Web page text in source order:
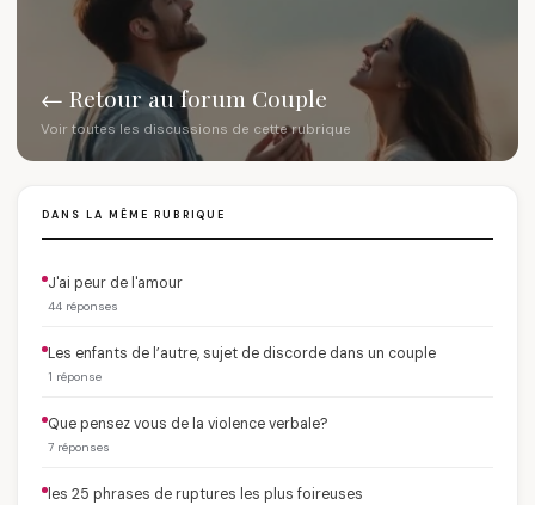
← Retour au forum Couple
Voir toutes les discussions de cette rubrique
DANS LA MÊME RUBRIQUE
J'ai peur de l'amour
44 réponses
Les enfants de l’autre, sujet de discorde dans un couple
1 réponse
Que pensez vous de la violence verbale?
7 réponses
les 25 phrases de ruptures les plus foireuses